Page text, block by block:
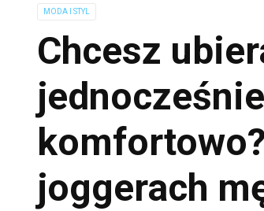
MODA I STYL
Chcesz
joggerach